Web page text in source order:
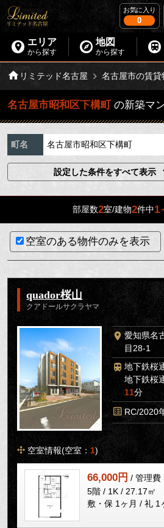
お気に入り
0
エリア
から探す
地図
から探す
リミテッド名古屋 名古屋市の賃貸
名古屋市昭和区下構町 の新築マ
町名 名古屋市昭和区下構町
設定した条件をすべて表示
部屋数2室/建物2件中1
空室のある物件のみを表示
quador桜山
クアドールサクラヤマ
愛知県名
目28-1
地下鉄桜
地下鉄桜
11分
RC/2020
空室情報(空室： 1)
66,000円 / 管理費
5階 / 1K / 27.17㎡
敷・保 1ヶ月 / 礼 1